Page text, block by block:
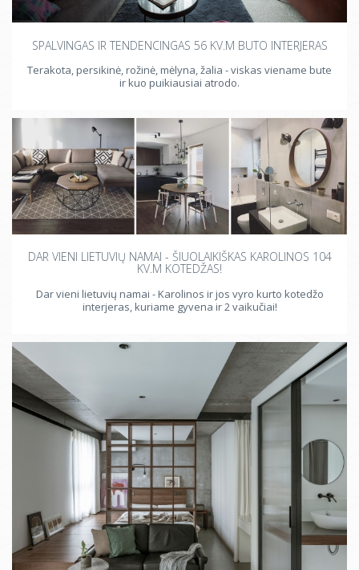
SPALVINGAS IR TENDENCINGAS 56 KV.M BUTO INTERJERAS
Terakota, persikinė, rožinė, mėlyna, žalia - viskas viename bute
ir kuo puikiausiai atrodo.
DAR VIENI LIETUVIŲ NAMAI - ŠIUOLAIKIŠKAS KAROLINOS 104
KV.M KOTEDŽAS!
Dar vieni lietuvių namai - Karolinos ir jos vyro kurto kotedžo
interjeras, kuriame gyvena ir 2 vaikučiai!